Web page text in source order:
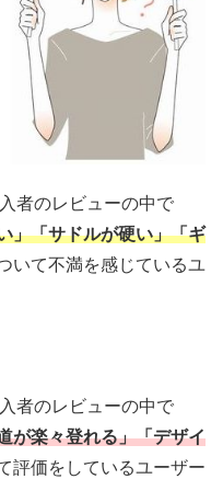
者のレビューの中で
」「サドルが硬い」「ギ
いて不満を感じているユ
者のレビューの中で
が楽々登れる」「デザイ
評価をしているユーザー